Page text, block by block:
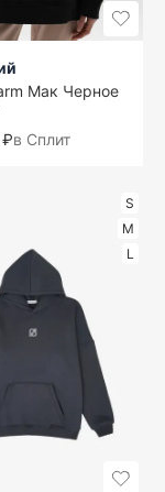
Мак Черное
₽в Сплит
S
M
L